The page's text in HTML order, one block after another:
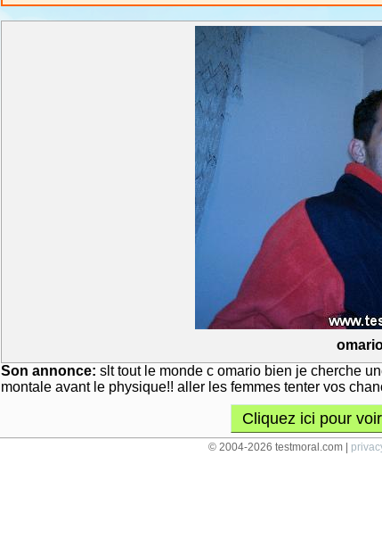
Son annonce: slt tout le monde c omario bien je cherche
montale avant le physique!! aller les femmes tenter vos
Cliquez ici pour
© 2004-2026 testmoral.com |